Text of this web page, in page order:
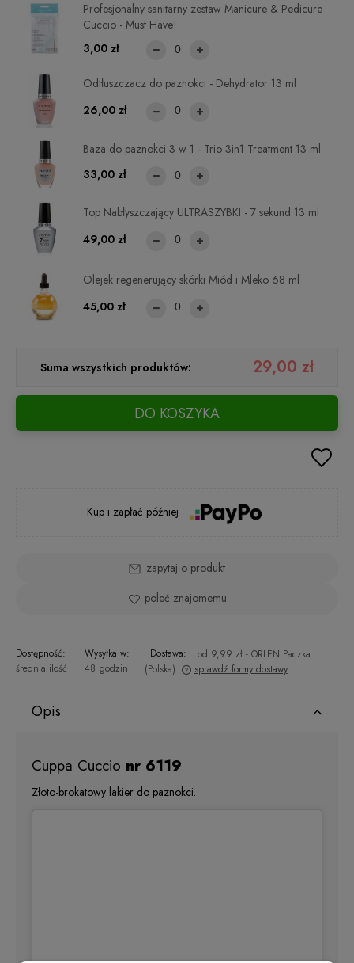
Top Nabłyszczający ULTRASZYBKI - 7 sekund 13 ml
49,00 zł
Odtłuszczacz do paznokci - Dehydrator 13 ml
26,00 zł
Baza do paznokci 3 w 1 - Trio 3in1 Treatment 13 ml
33,00 zł
Olejek regenerujący skórki Miód i Mleko 68 ml
45,00 zł
Profesjonalny sanitarny zestaw Manicure & Pedicure
Cuccio - Must Have!
3,00 zł
Suma wszystkich produktów: 29,00 zł
DO KOSZYKA
Kup i zapłać później
zapytaj o produkt
poleć znajomemu
Dostępność:
średnia ilość
Wysyłka w:
48 godzin
Dostawa: od 9,99 zł - ORLEN Paczka
(Polska)
sprawdź formy dostawy
Opis
Cuppa Cuccio nr 6119
Złoto-brokatowy lakier do paznokci.